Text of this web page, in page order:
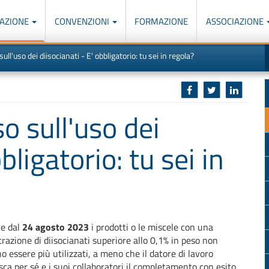
CONVENZIONI FORMAZIONE ASSOCIAZIONE
dei diisocianati - E' obbligatorio: tu sei in regola?
sull'uso dei
tu sei in
dal 24 agosto 2023 i prodotti o le miscele con una
di diisocianati superiore allo 0,1% in peso non
essere più utilizzati, a meno che il datore di lavoro